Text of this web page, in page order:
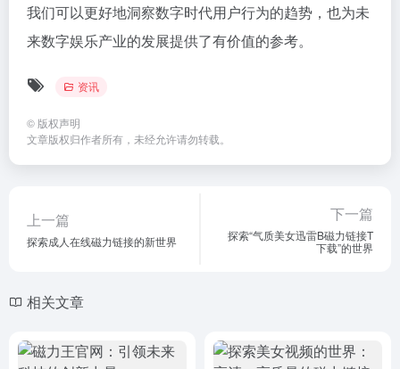
我们可以更好地洞察数字时代用户行为的趋势，也为未
来数字娱乐产业的发展提供了有价值的参考。
资讯
© 版权声明
文章版权归作者所有，未经允许请勿转载。
上一篇
探索成人在线磁力链接的新世界
下一篇
探索“气质美女迅雷B磁力链接T
下载”的世界
相关文章